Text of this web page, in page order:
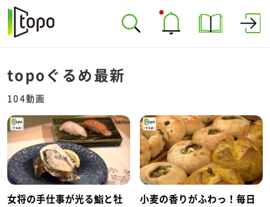
topoぐるめ最新
104動画
女将の手仕事が光る鮨と牡
小麦の香りがふわっ！毎日